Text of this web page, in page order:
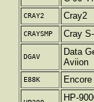
CRAY2 Cray2
CRAYSMP Cray
DGAV
Data
Aviion
E88K
HP-